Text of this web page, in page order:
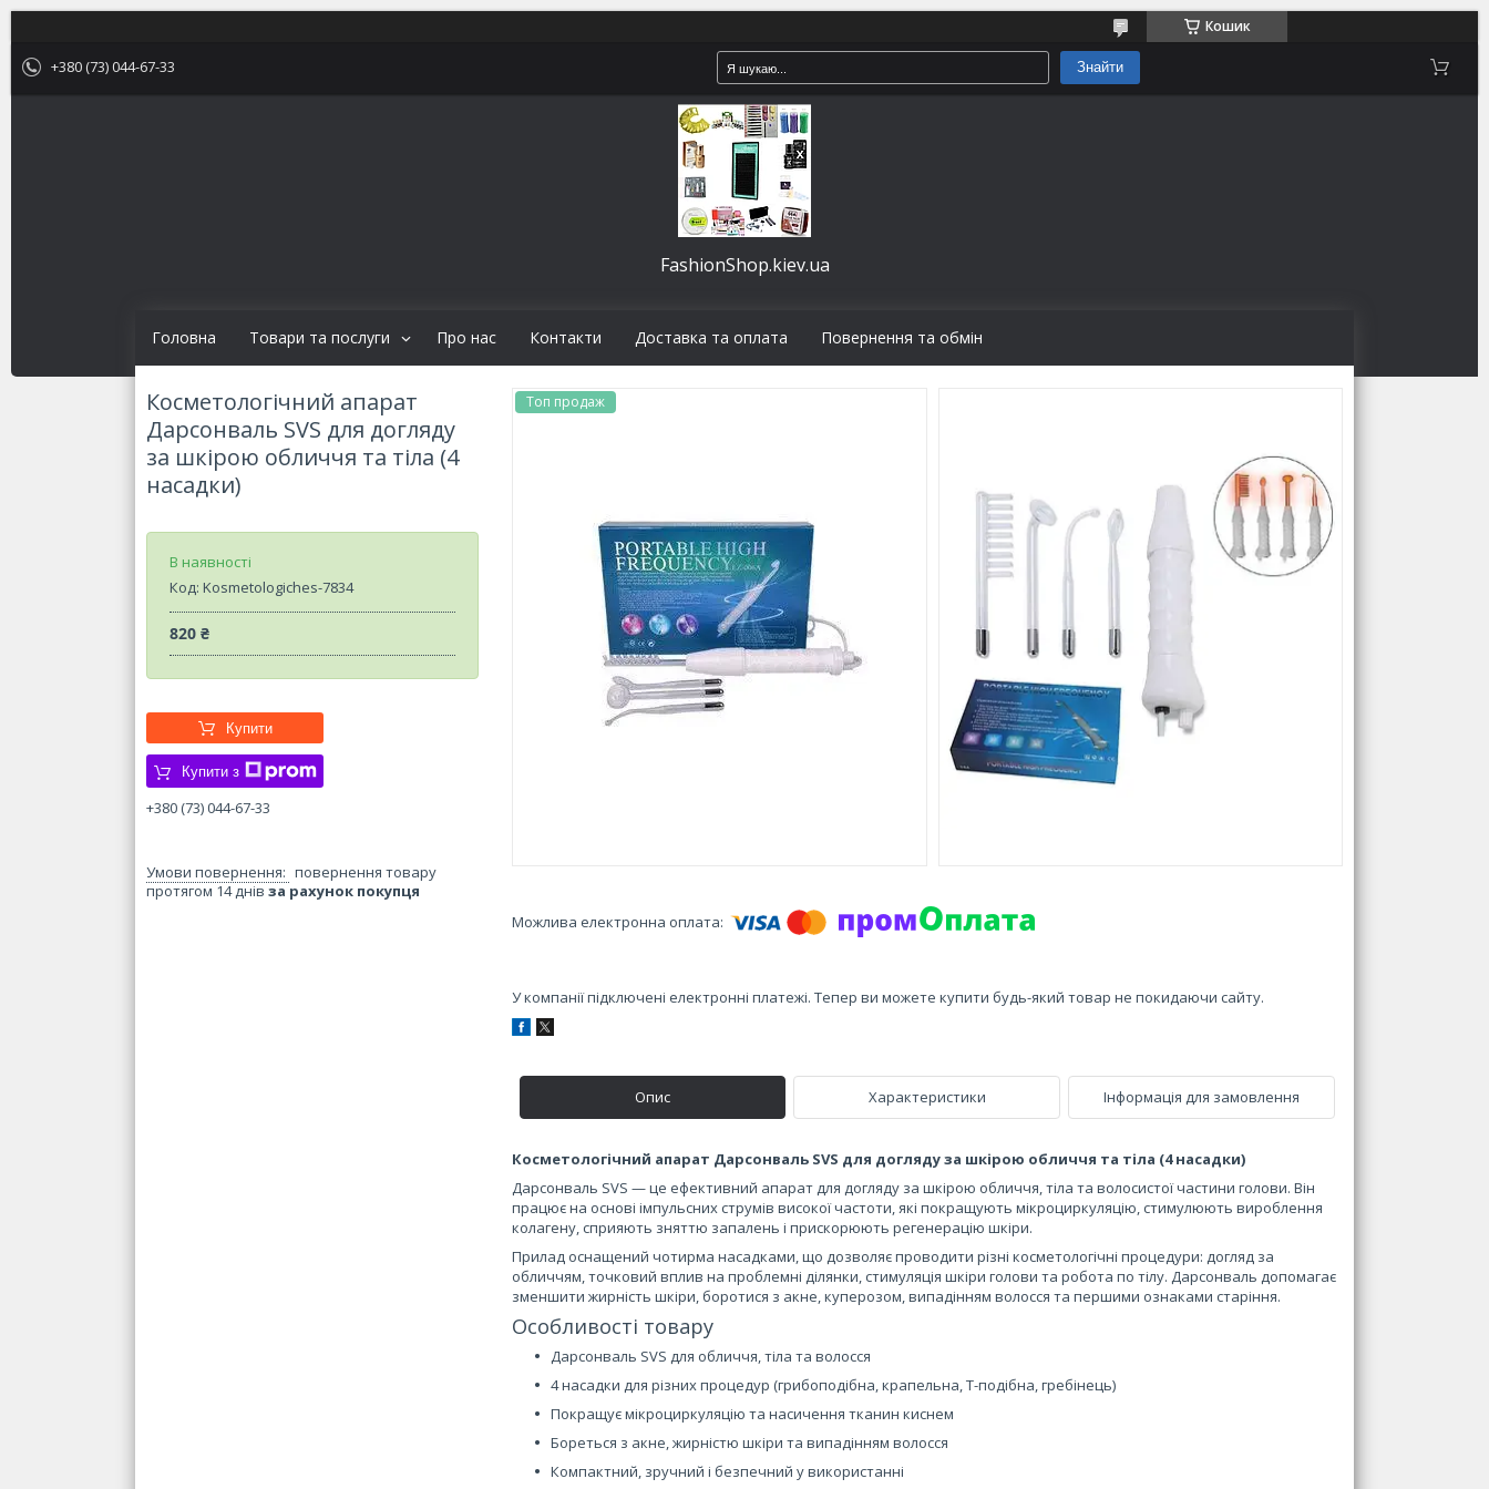
Кошик
+380 (73) 044-67-33 Знайти
FashionShop.kiev.ua
Головна Товари та послуги Про нас Контакти Доставка та оплата Повернення та обмін
Косметологічний апарат
Дарсонваль SVS для догляду
за шкірою обличчя та тіла (4
насадки)
В наявності
Код: Kosmetologiches-7834
820 ₴
Купити
Купити з
+380 (73) 044-67-33
повернення товару
протягом 14 днів за рахунок покупця
Топ продаж
У компанії підключені електронні платежі. Тепер ви можете купити будь-який товар не покидаючи сайту.
Опис Характеристики Інформація для замовлення
Косметологічний апарат Дарсонваль SVS для догляду за шкірою обличчя та тіла (4 насадки)
Дарсонваль SVS — це ефективний апарат для догляду за шкірою обличчя, тіла та волосистої частини голови. Він
працює на основі імпульсних струмів високої частоти, які покращують мікроциркуляцію, стимулюють вироблення
колагену, сприяють зняттю запалень і прискорюють регенерацію шкіри.
Прилад оснащений чотирма насадками, що дозволяє проводити різні косметологічні процедури: догляд за
обличчям, точковий вплив на проблемні ділянки, стимуляція шкіри голови та робота по тілу. Дарсонваль допомагає
зменшити жирність шкіри, боротися з акне, куперозом, випадінням волосся та першими ознаками старіння.
Особливості товару
Дарсонваль SVS для обличчя, тіла та волосся
4 насадки для різних процедур (грибоподібна, крапельна, Т-подібна, гребінець)
Покращує мікроциркуляцію та насичення тканин киснем
Бореться з акне, жирністю шкіри та випадінням волосся
Компактний, зручний і безпечний у використанні